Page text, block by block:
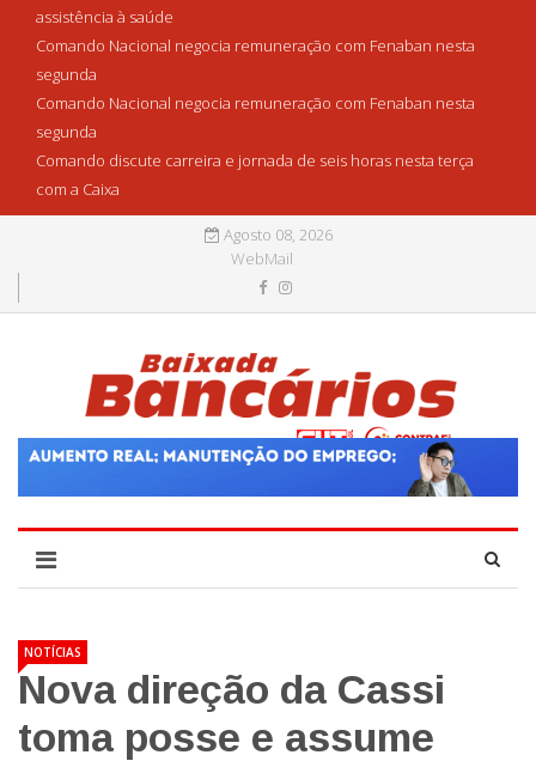
assistência à saúde
Comando Nacional negocia remuneração com Fenaban nesta
segunda
Comando Nacional negocia remuneração com Fenaban nesta
segunda
Comando discute carreira e jornada de seis horas nesta terça
com a Caixa
Agosto 08, 2026
WebMail
NOTÍCIAS
Nova direção da Cassi
toma posse e assume